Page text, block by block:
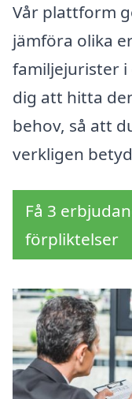
Vår plattform
jämföra olika
familjejurister i
dig att hitta
behov, så att
verkligen
Få 3
förpliktelser